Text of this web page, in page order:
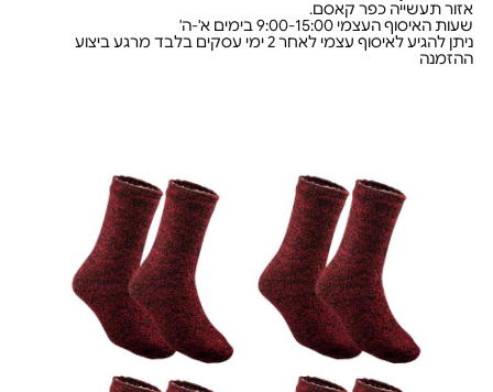
אזור תעשייה כפר קאסם.
שעות האיסוף העצמי 9:00-15:00 בימים א'-ה'
ניתן להגיע לאיסוף עצמי לאחר 2 ימי עסקים בלבד מרגע ביצוע
ההזמנה